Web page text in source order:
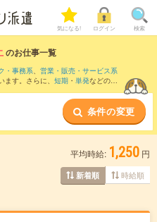
気になる! ログイン 検索
のお仕事一覧
・事務系、 営業・販売・サービス系
す。さらに、 短期 ・ 単発などの期
のみを掲載しています。
条件の変更
平均時給: 1,250 円
新着順 時給順